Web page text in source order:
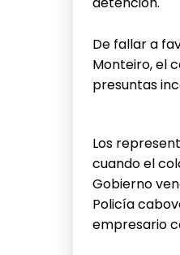
De fallar a
Monteiro, el
presuntas
Los
cuando el
Gobierno
Policía
empresario